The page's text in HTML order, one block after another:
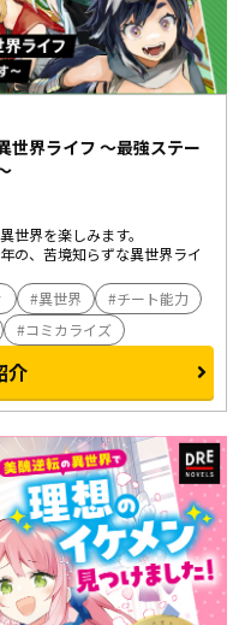
世界ライフ ～最強ステー
世界を楽しみます。
の、苦境知らずな異世界ライ
異世界
チート能力
コミカライズ
介